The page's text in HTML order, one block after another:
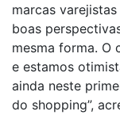
marcas
boas
mesma forma. O
e estamos
ainda neste
do shopping”,